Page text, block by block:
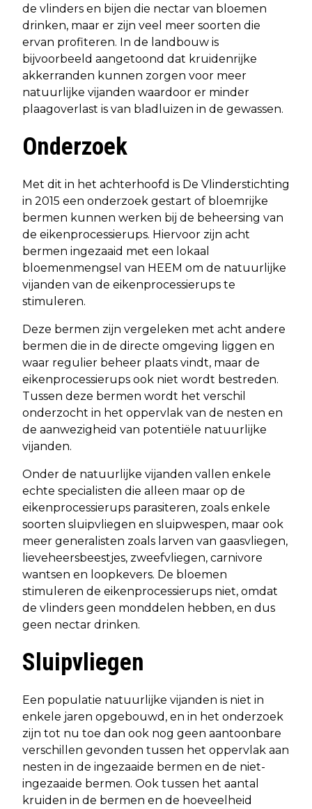
de vlinders en bijen die nectar van bloemen
drinken, maar er zijn veel meer soorten die
ervan profiteren. In de landbouw is
bijvoorbeeld aangetoond dat kruidenrijke
akkerranden kunnen zorgen voor meer
natuurlijke vijanden waardoor er minder
plaagoverlast is van bladluizen in de gewassen.
Onderzoek
Met dit in het achterhoofd is De Vlinderstichting
in 2015 een onderzoek gestart of bloemrijke
bermen kunnen werken bij de beheersing van
de eikenprocessierups. Hiervoor zijn acht
bermen ingezaaid met een lokaal
bloemenmengsel van HEEM om de natuurlijke
vijanden van de eikenprocessierups te
stimuleren.
Deze bermen zijn vergeleken met acht andere
bermen die in de directe omgeving liggen en
waar regulier beheer plaats vindt, maar de
eikenprocessierups ook niet wordt bestreden.
Tussen deze bermen wordt het verschil
onderzocht in het oppervlak van de nesten en
de aanwezigheid van potentiële natuurlijke
vijanden.
Onder de natuurlijke vijanden vallen enkele
echte specialisten die alleen maar op de
eikenprocessierups parasiteren, zoals enkele
soorten sluipvliegen en sluipwespen, maar ook
meer generalisten zoals larven van gaasvliegen,
lieveheersbeestjes, zweefvliegen, carnivore
wantsen en loopkevers. De bloemen
stimuleren de eikenprocessierups niet, omdat
de vlinders geen monddelen hebben, en dus
geen nectar drinken.
Sluipvliegen
Een populatie natuurlijke vijanden is niet in
enkele jaren opgebouwd, en in het onderzoek
zijn tot nu toe dan ook nog geen aantoonbare
verschillen gevonden tussen het oppervlak aan
nesten in de ingezaaide bermen en de niet-
ingezaaide bermen. Ook tussen het aantal
kruiden in de bermen en de hoeveelheid